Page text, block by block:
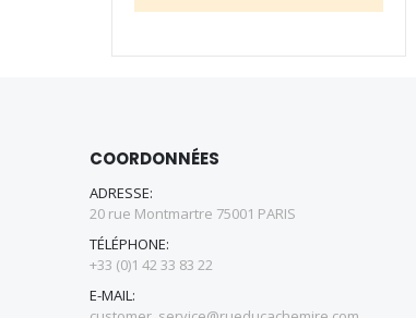
COORDONNÉES
ADRESSE:
20 rue Montmartre 75001 PARIS
TÉLÉPHONE:
+33 (0)1 42 33 83 22
E-MAIL: